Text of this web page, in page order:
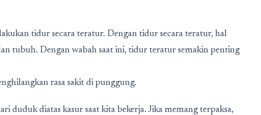
tidur secara teratur. Dengan tidur secara teratur, hal
tubuh. Dengan wabah saat ini, tidur teratur semakin penting
rasa sakit di punggung.
duduk diatas kasur saat kita bekerja. Jika memang terpaksa,